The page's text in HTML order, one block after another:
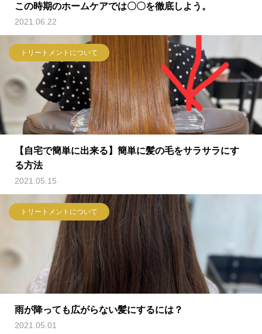
この時期のホームケアでは〇〇を徹底しよう。
2021.06.22
トリートメントについて
【自宅で簡単に出来る】簡単に髪の毛をサラサラにす
る方法
2021.05.15
トリートメントについて
雨が降っても広がらない髪にするには？
2021.05.01